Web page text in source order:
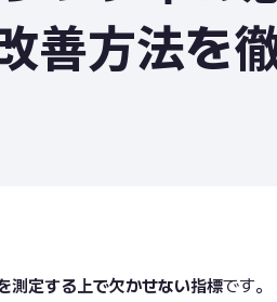
善方法を
測定する上で欠かせない指標です。